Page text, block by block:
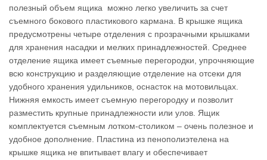
полезный объем ящика можно легко увеличить за счет
съемного бокового пластикового кармана. В крышке ящика
предусмотрены четыре отделения с прозрачными крышками
для хранения насадки и мелких принадлежностей. Среднее
отделение ящика имеет съемные перегородки, упрочняющие
всю конструкцию и разделяющие отделение на отсеки для
удобного хранения удильников, оснасток на мотовильцах.
Нижняя емкость имеет съемную перегородку и позволит
разместить крупные принадлежности или улов. Ящик
комплектуется съемным лотком-столиком – очень полезное и
удобное дополнение. Пластина из пенополиэтелена на
крышке ящика не впитывает влагу и обеспечивает